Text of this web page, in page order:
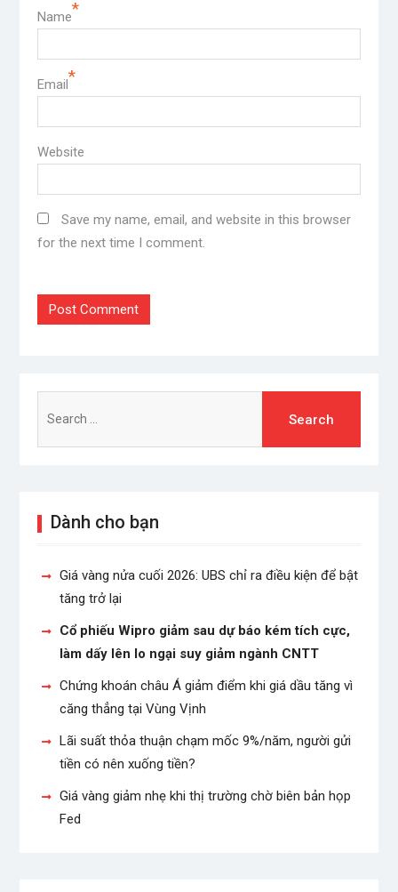
Name*
Email*
Website
Save my name, email, and website in this browser
for the next time I comment.
for:
Dành cho bạn
Giá vàng nửa cuối 2026: UBS chỉ ra điều kiện để bật
tăng trở lại
Cổ phiếu Wipro giảm sau dự báo kém tích cực,
làm dấy lên lo ngại suy giảm ngành CNTT
Chứng khoán châu Á giảm điểm khi giá dầu tăng vì
căng thẳng tại Vùng Vịnh
Lãi suất thỏa thuận chạm mốc 9%/năm, người gửi
tiền có nên xuống tiền?
Giá vàng giảm nhẹ khi thị trường chờ biên bản họp
Fed